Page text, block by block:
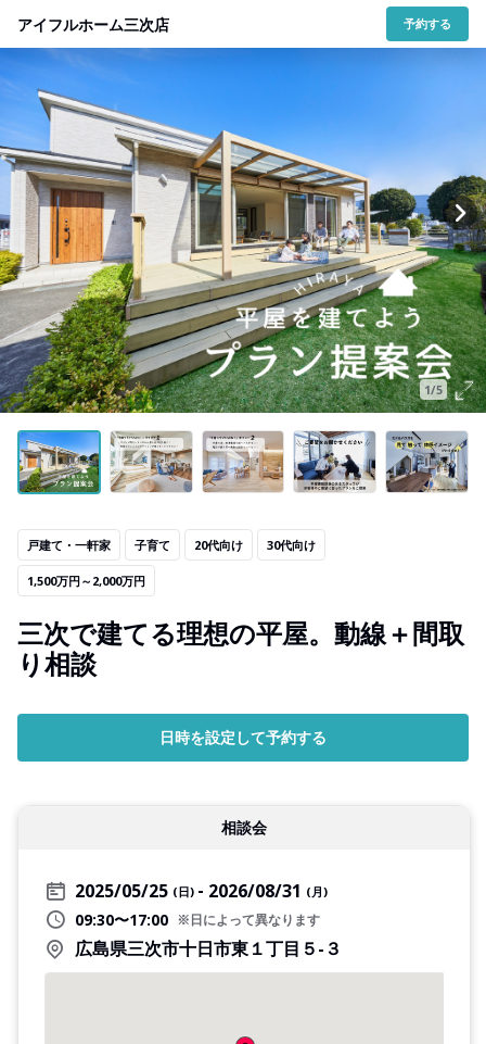
アイフルホーム三次店 予約する
1/5
戸建て・一軒家 子育て 20代向け 30代向け
1,500万円～2,000万円
三次で建てる理想の平屋。動線＋間取
り相談
日時を設定して予約する
相談会
2025/05/25 (日) 2026/08/31 (月)
09:30〜17:00 ※日によって異なります
広島県三次市十日市東１丁目５-３